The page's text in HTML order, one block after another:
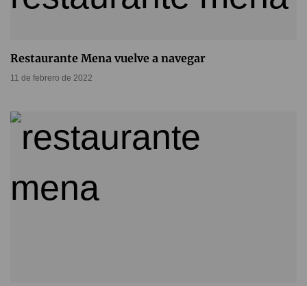
Restaurante Mena vuelve a navegar
11 de febrero de 2022